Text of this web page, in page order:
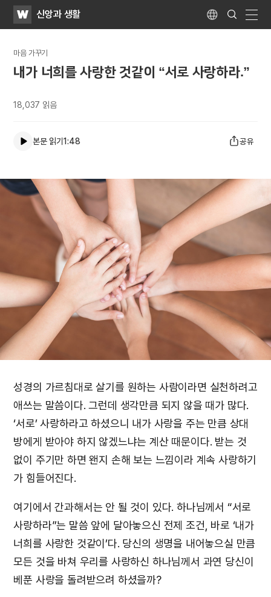
WATV신앙과 생활 Language
Search
Submit
마음 가꾸기
내가 너희를 사랑한 것같이 “서로 사랑하라.”
18,037 읽음
본문 읽기1:48 공유
성경의 가르침대로 살기를 원하는 사람이라면 실천하려고
애쓰는 말씀이다. 그런데 생각만큼 되지 않을 때가 많다.
‘서로’ 사랑하라고 하셨으니 내가 사랑을 주는 만큼 상대
방에게 받아야 하지 않겠느냐는 계산 때문이다. 받는 것
없이 주기만 하면 왠지 손해 보는 느낌이라 계속 사랑하기
가 힘들어진다.
여기에서 간과해서는 안 될 것이 있다. 하나님께서 “서로
사랑하라”는 말씀 앞에 달아놓으신 전제 조건, 바로 ‘내가
너희를 사랑한 것같이’다. 당신의 생명을 내어놓으실 만큼
모든 것을 바쳐 우리를 사랑하신 하나님께서 과연 당신이
베푼 사랑을 돌려받으려 하셨을까?